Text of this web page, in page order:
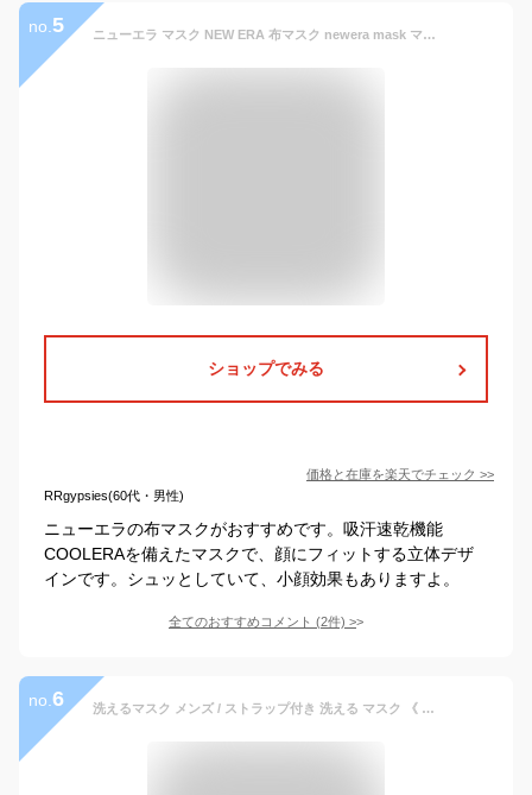
no. 5 ニューエラ マスク NEW ERA 布マスク newera mask マスク 不織布 フィルター付き NEW ERA FACE COVERING MASK 黒 ブラック 白 ホワイト 紺 ネイビー グレー ロゴエンブロイダリー メッシュ 送料無料
ショップでみる
価格と在庫を楽天でチェック >>
RRgypsies(60代・男性)
ニューエラの布マスクがおすすめです。吸汗速乾機能
COOLERAを備えたマスクで、顔にフィットする立体デザ
インです。シュッとしていて、小顔効果もありますよ。
全てのおすすめコメント (2件) >
no. 6 洗えるマスク メンズ / ストラップ付き 洗える マスク 《 高機能 サイズ調整可能 スポーツマスク カラスマスク 黒マスク ブラック 男女兼用 レディース 立体成形 レザー風 ブランド SNS かっこいい おしゃれ おしゃれマスク バイク 耳が痛くならない 韓国 大きめ 夏